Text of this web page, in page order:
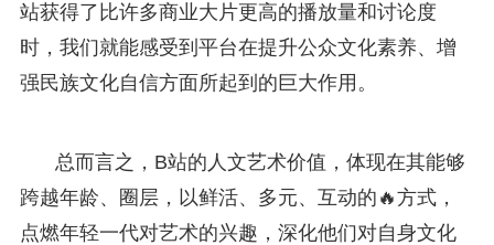
站获得了比许多商业大片更高的播放量和讨论度
时，我们就能感受到平台在提升公众文化素养、增
强民族文化自信方面所起到的巨大作用。
总而言之，B站的人文艺术价值，体现在其能够
跨越年龄、圈层，以鲜活、多元、互动的🔥方式，
点燃年轻一代对艺术的兴趣，深化他们对自身文化